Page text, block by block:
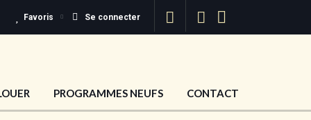
Favoris Se connecter
PROGRAMMES NEUFS CONTACT